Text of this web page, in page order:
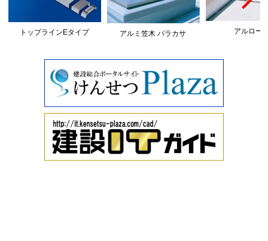
トップラインEタイプ アルミ笠木 パラカサ アルロー